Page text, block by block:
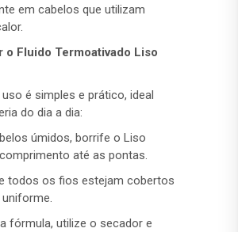
em cabelos que utilizam
o Fluido Termoativado Liso
é simples e prático, ideal
do dia a dia:
úmidos, borrife o Liso
até as pontas.
todos os fios estejam cobertos
fórmula, utilize o secador e